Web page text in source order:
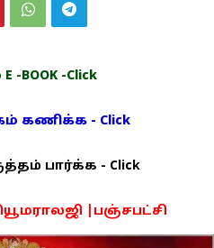
BOOK -Click
கணிக்க - Click
பார்க்க - Click
|பஞ்சபட்சி